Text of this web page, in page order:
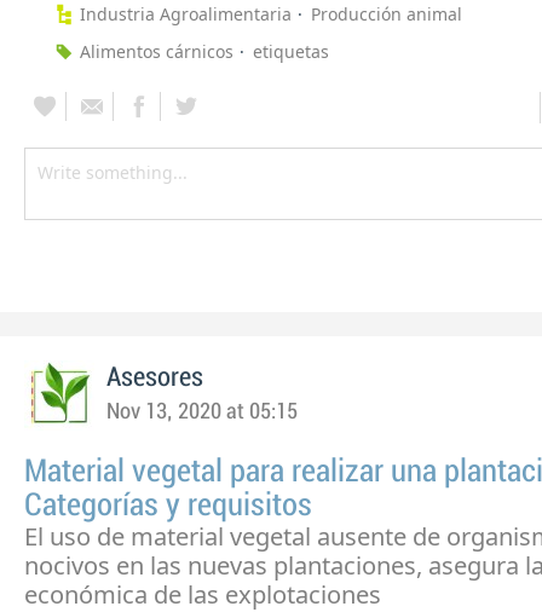
Industria Agroalimentaria
Producción animal
Alimentos cárnicos
etiquetas
Asesores
Nov 13, 2020 at 05:15
Material vegetal para realizar una
Categorías y requisitos
El uso de material vegetal ausente de
nocivos en las nuevas plantaciones, asegura
económica de las explotaciones